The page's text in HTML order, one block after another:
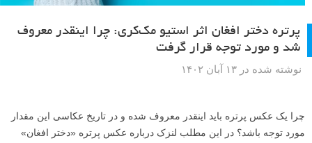
پرتره دختر افغان اثر استیو مک‌کری: چرا اینقدر معروف
شد و مورد توجه قرار گرفت
نوشته شده در ۱۳ آبان ۱۴۰۲
چرا یک عکس پرتره باید اینقدر معروف شده و در تاریخ عکاسی این مقدار
مورد توجه باشد؟ در این مطلب لنزک درباره عکس پرتره «دختر افغان»